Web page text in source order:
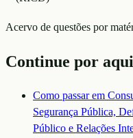
Acervo de questões por
Continue por aqui
Como passar em
Segurança Pública,
Público e Relações